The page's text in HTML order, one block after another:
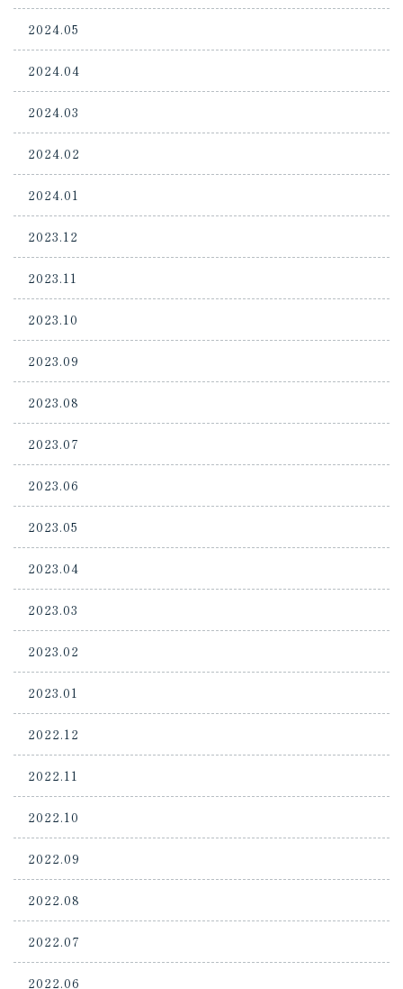
2024.05
2024.04
2024.03
2024.02
2024.01
2023.12
2023.11
2023.10
2023.09
2023.08
2023.07
2023.06
2023.05
2023.04
2023.03
2023.02
2023.01
2022.12
2022.11
2022.10
2022.09
2022.08
2022.07
2022.06